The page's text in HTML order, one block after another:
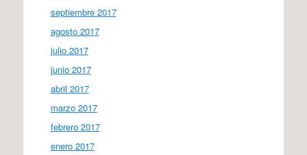
septiembre 2017
agosto 2017
julio 2017
junio 2017
abril 2017
marzo 2017
febrero 2017
enero 2017